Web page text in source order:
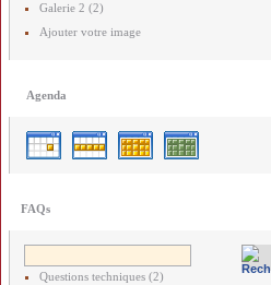
Galerie 2 (2)
Ajouter votre image
Agenda
FAQs
Questions techniques (2)